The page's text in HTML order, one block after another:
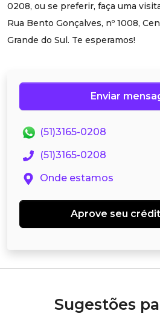
0208, ou se preferir, faça uma
Rua Bento Gonçalves, nº 1008,
Grande do Sul. Te esperamos!
Enviar
(51)3165-0208
(51)3165-0208
Onde estamos
Aprove seu
Sugestões